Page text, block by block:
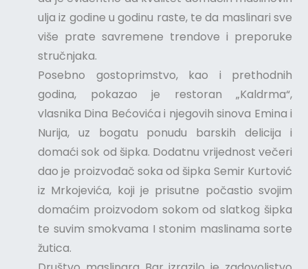
ulja iz godine u godinu raste, te da maslinari sve
više prate savremene trendove i preporuke
stručnjaka.
Posebno gostoprimstvo, kao i prethodnih
godina, pokazao je restoran „Kaldrma“,
vlasnika Dina Bećovića i njegovih sinova Emina i
Nurija, uz bogatu ponudu barskih delicija i
domaći sok od šipka. Dodatnu vrijednost večeri
dao je proizvođač soka od šipka Semir Kurtović
iz Mrkojevića, koji je prisutne počastio svojim
domaćim proizvodom sokom od slatkog šipka
te suvim smokvama I stonim maslinama sorte
žutica.